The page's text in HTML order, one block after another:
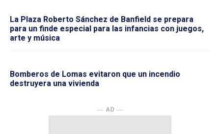
La Plaza Roberto Sánchez de Banfield se prepara
para un finde especial para las infancias con juegos,
arte y música
Bomberos de Lomas evitaron que un incendio
destruyera una vivienda
― AD ―